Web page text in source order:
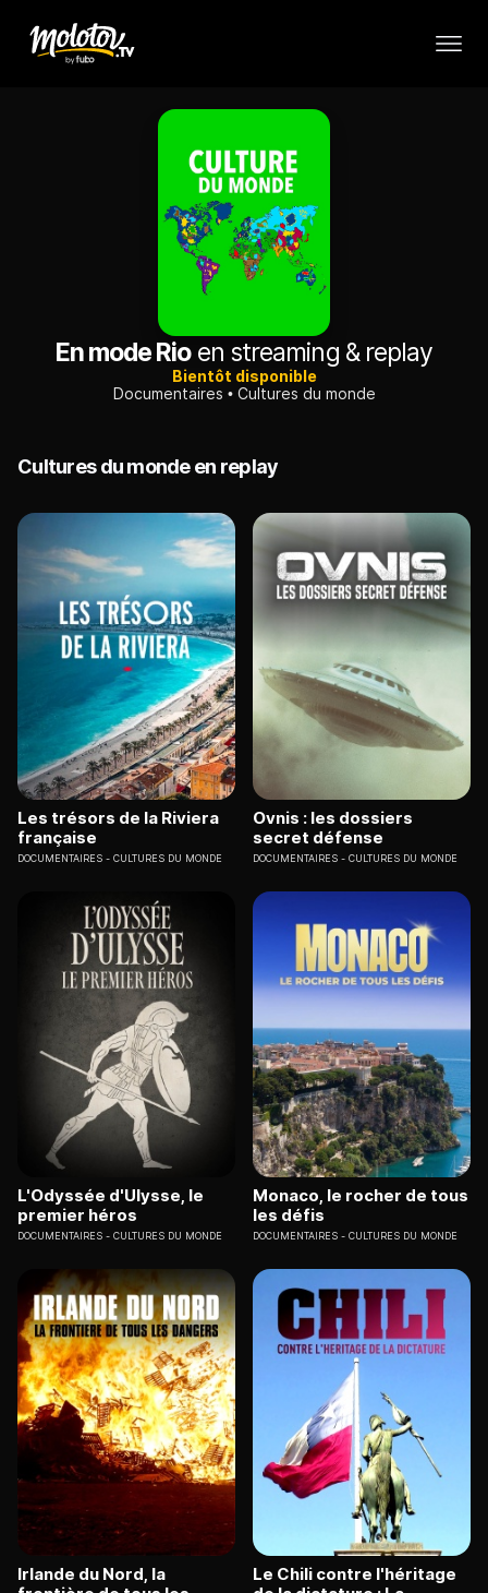
En mode Rioen streaming & replay
Bientôt disponible
Documentaires
Cultures du monde
Cultures du monde en replay
Les trésors de la Riviera
française
DOCUMENTAIRES CULTURES DU MONDE
Ovnis : les dossiers
secret défense
DOCUMENTAIRES CULTURES DU MONDE
L'Odyssée d'Ulysse, le
premier héros
DOCUMENTAIRES CULTURES DU MONDE
Monaco, le rocher de tous
les défis
DOCUMENTAIRES CULTURES DU MONDE
Irlande du Nord, la
Le Chili contre l'héritage